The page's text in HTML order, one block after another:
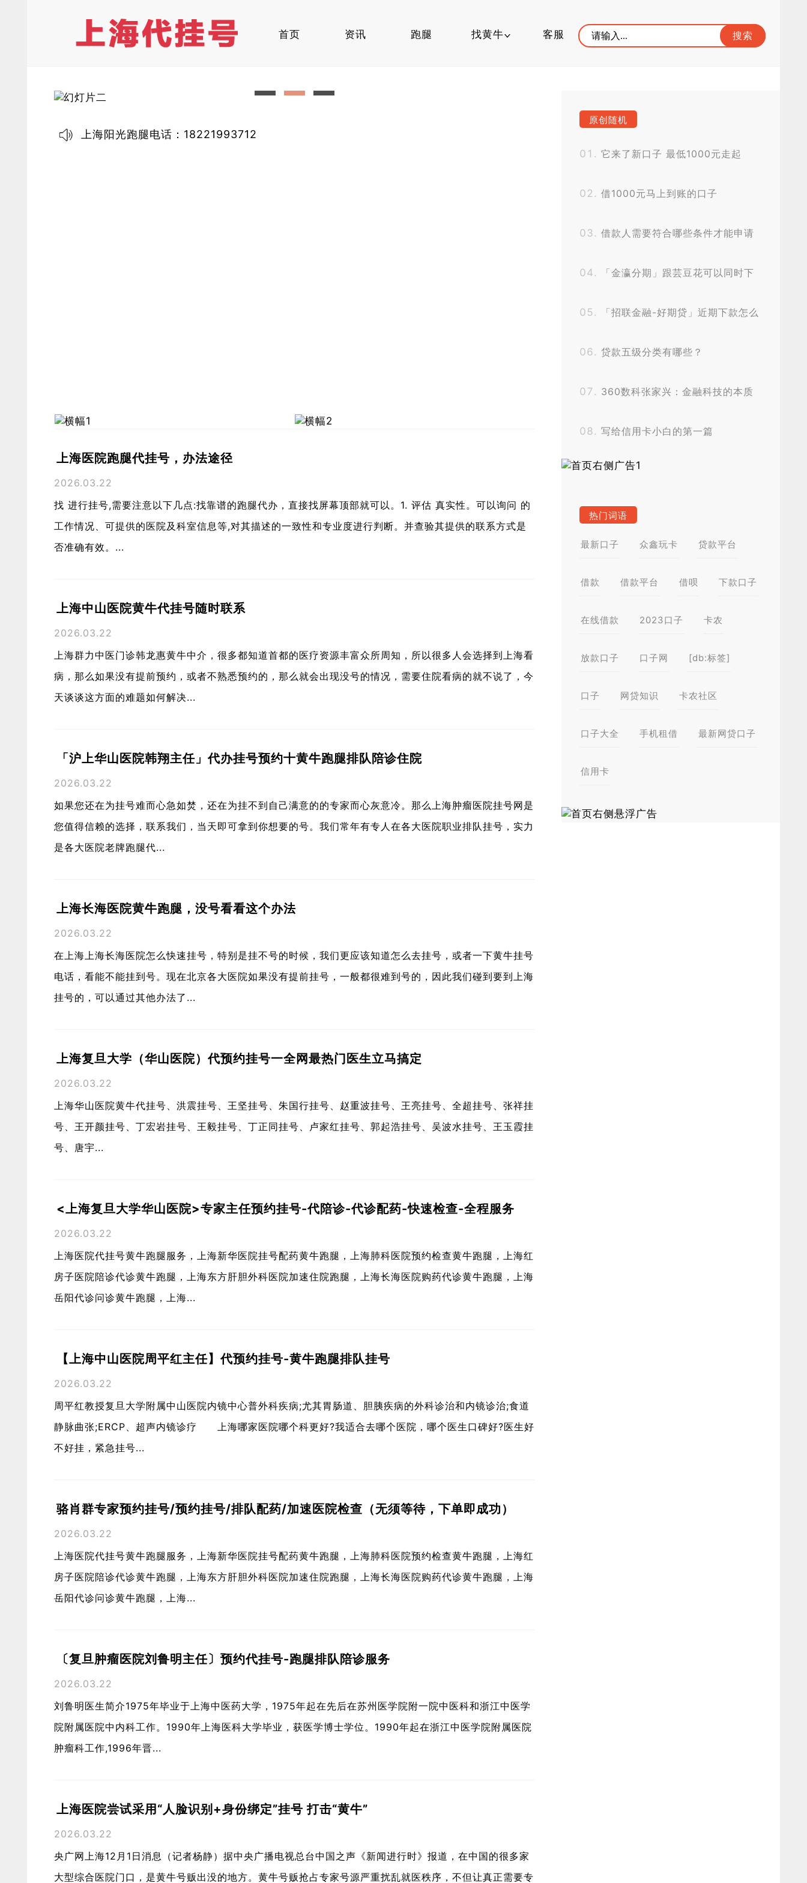
首页 资讯 跑腿 找黄牛 客服
上海阳光跑腿电话：18221993712
上海医院跑腿代挂号，办法途径
2026.03.22
找 进行挂号,需要注意以下几点:找靠谱的跑腿代办，直接找屏幕顶部就可以。1. 评估 真实性。可以询问 的
工作情况、可提供的医院及科室信息等,对其描述的一致性和专业度进行判断。并查验其提供的联系方式是
否准确有效。...
上海中山医院黄牛代挂号随时联系
2026.03.22
上海群力中医门诊韩龙惠黄牛中介，很多都知道首都的医疗资源丰富众所周知，所以很多人会选择到上海看
病，那么如果没有提前预约，或者不熟悉预约的，那么就会出现没号的情况，需要住院看病的就不说了，今
天谈谈这方面的难题如何解决...
「沪上华山医院韩翔主任」代办挂号预约十黄牛跑腿排队陪诊住院
2026.03.22
如果您还在为挂号难而心急如焚，还在为挂不到自己满意的的专家而心灰意冷。那么上海肿瘤医院挂号网是
您值得信赖的选择，联系我们，当天即可拿到你想要的号。我们常年有专人在各大医院职业排队挂号，实力
是各大医院老牌跑腿代...
上海长海医院黄牛跑腿，没号看看这个办法
2026.03.22
在上海上海长海医院怎么快速挂号，特别是挂不号的时候，我们更应该知道怎么去挂号，或者一下黄牛挂号
电话，看能不能挂到号。现在北京各大医院如果没有提前挂号，一般都很难到号的，因此我们碰到要到上海
挂号的，可以通过其他办法了...
上海复旦大学（华山医院）代预约挂号一全网最热门医生立马搞定
2026.03.22
上海华山医院黄牛代挂号、洪震挂号、王坚挂号、朱国行挂号、赵重波挂号、王亮挂号、全超挂号、张祥挂
号、王开颜挂号、丁宏岩挂号、王毅挂号、丁正同挂号、卢家红挂号、郭起浩挂号、吴波水挂号、王玉霞挂
号、唐宇...
<上海复旦大学华山医院>专家主任预约挂号-代陪诊-代诊配药-快速检查-全程服务
2026.03.22
上海医院代挂号黄牛跑腿服务，上海新华医院挂号配药黄牛跑腿，上海肺科医院预约检查黄牛跑腿，上海红
房子医院陪诊代诊黄牛跑腿，上海东方肝胆外科医院加速住院跑腿，上海长海医院购药代诊黄牛跑腿，上海
岳阳代诊问诊黄牛跑腿，上海...
【上海中山医院周平红主任】代预约挂号-黄牛跑腿排队挂号
2026.03.22
周平红教授复旦大学附属中山医院内镜中心普外科疾病;尤其胃肠道、胆胰疾病的外科诊治和内镜诊治;食道
静脉曲张;ERCP、超声内镜诊疗 上海哪家医院哪个科更好?我适合去哪个医院，哪个医生口碑好?医生好
不好挂，紧急挂号...
骆肖群专家预约挂号/预约挂号/排队配药/加速医院检查（无须等待，下单即成功）
2026.03.22
上海医院代挂号黄牛跑腿服务，上海新华医院挂号配药黄牛跑腿，上海肺科医院预约检查黄牛跑腿，上海红
房子医院陪诊代诊黄牛跑腿，上海东方肝胆外科医院加速住院跑腿，上海长海医院购药代诊黄牛跑腿，上海
岳阳代诊问诊黄牛跑腿，上海...
〔复旦肿瘤医院刘鲁明主任〕预约代挂号-跑腿排队陪诊服务
2026.03.22
刘鲁明医生简介1975年毕业于上海中医药大学，1975年起在先后在苏州医学院附一院中医科和浙江中医学
院附属医院中内科工作。1990年上海医科大学毕业，获医学博士学位。1990年起在浙江中医学院附属医院
肿瘤科工作,1996年晋...
上海医院尝试采用“人脸识别+身份绑定”挂号 打击“黄牛”
2026.03.22
央广网上海12月1日消息（记者杨静）据中央广播电视总台中国之声《新闻进行时》报道，在中国的很多家
大型综合医院门口，是黄牛号贩出没的地方。黄牛号贩抢占专家号源严重扰乱就医秩序，不但让真正需要专
原创随机
它来了新口子 最低1000元走起
借1000元马上到账的口子
借款人需要符合哪些条件才能申请
「金瀛分期」跟芸豆花可以同时下
「招联金融-好期贷」近期下款怎么
贷款五级分类有哪些？
360数科张家兴：金融科技的本质
写给信用卡小白的第一篇
热门词语
最新口子 众鑫玩卡 贷款平台
借款 借款平台 借呗 下款口子
在线借款 2023口子 卡农
放款口子 口子网 [db:标签]
口子 网贷知识 卡农社区
口子大全 手机租借 最新网贷口子
信用卡